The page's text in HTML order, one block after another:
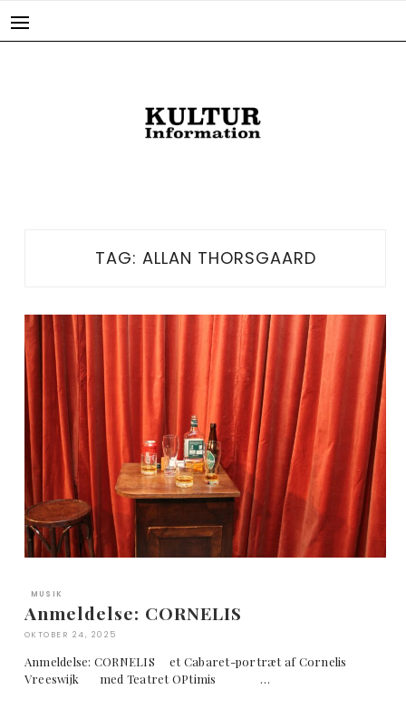
TAG: ALLAN THORSGAARD
MUSIK
Anmeldelse: CORNELIS
OKTOBER 24, 2025
Anmeldelse: CORNELIS et Cabaret-portræt af Cornelis
Vreeswijk med Teatret OPtimis …